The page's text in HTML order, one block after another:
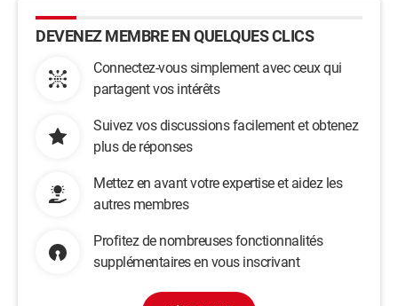
DEVENEZ MEMBRE EN QUELQUES CLICS
Connectez-vous simplement avec ceux qui
partagent vos intérêts
Suivez vos discussions facilement et obtenez
plus de réponses
Mettez en avant votre expertise et aidez les
autres membres
Profitez de nombreuses fonctionnalités
supplémentaires en vous inscrivant